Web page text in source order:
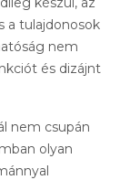
a tulajdonosok
nem
és dizájnt
nem csupán
olyan